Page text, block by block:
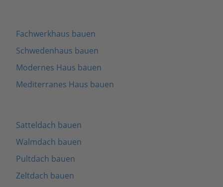
Fachwerkhaus bauen
Schwedenhaus bauen
Modernes Haus bauen
Mediterranes Haus bauen
Satteldach bauen
Walmdach bauen
Pultdach bauen
Zeltdach bauen